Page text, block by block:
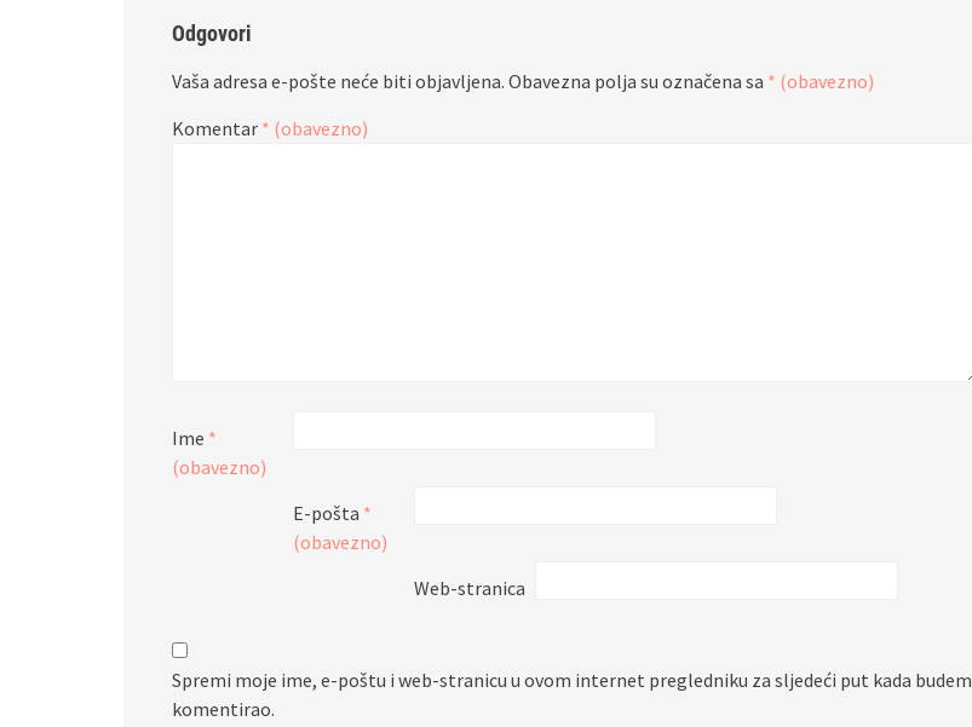
Odgovori
Vaša adresa e-pošte neće biti objavljena. Obavezna polja su označena sa * (obavezno)
Komentar * (obavezno)
Ime *
(obavezno)
E-pošta *
(obavezno)
Web-stranica
Spremi moje ime, e-poštu i web-stranicu u ovom internet pregledniku za sljedeći put kada budem
komentirao.